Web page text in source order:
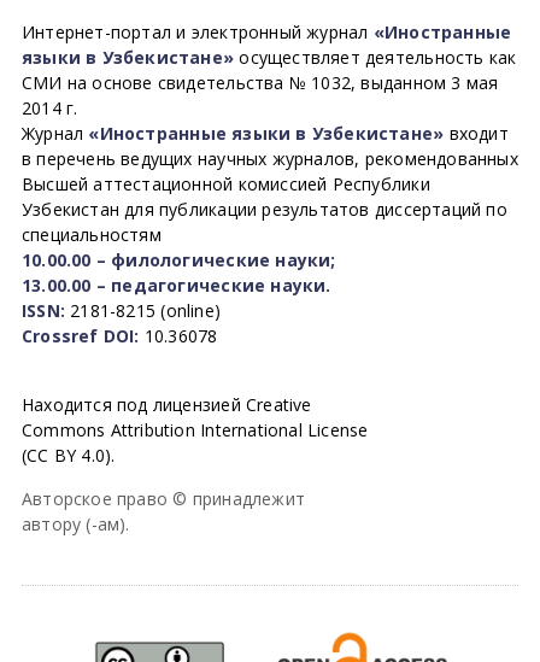
Интернет-портал и электронный журнал «Иностранные
языки в Узбекистане» осуществляет деятельность как
СМИ на основе свидетельства № 1032, выданном 3 мая
2014 г.
Журнал «Иностранные языки в Узбекистане» входит
в перечень ведущих научных журналов, рекомендованных
Высшей аттестационной комиссией Республики
Узбекистан для публикации результатов диссертаций по
специальностям
10.00.00 – филологические науки;
13.00.00 – педагогические науки.
ISSN: 2181-8215 (online)
Crossref DOI: 10.36078
Находится под лицензией Creative
Commons Attribution International License
(CC BY 4.0).
Авторское право © принадлежит
автору (-ам).